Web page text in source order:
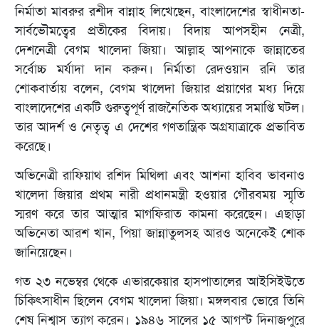
নির্মাতা মাবরুর রশীদ বান্নাহ লিখেছেন, বাংলাদেশের স্বাধীনতা-
সার্বভৌমত্বের প্রতীকের বিদায়। বিদায় আপসহীন নেত্রী,
দেশনেত্রী বেগম খালেদা জিয়া। আল্লাহ আপনাকে জান্নাতের
সর্বোচ্চ মর্যাদা দান করুন। নির্মাতা রেদওয়ান রনি তার
শোকবার্তায় বলেন, বেগম খালেদা জিয়ার প্রয়াণের মধ্য দিয়ে
বাংলাদেশের একটি গুরুত্বপূর্ণ রাজনৈতিক অধ্যায়ের সমাপ্তি ঘটল।
তার আদর্শ ও নেতৃত্ব এ দেশের গণতান্ত্রিক অগ্রযাত্রাকে প্রভাবিত
করেছে।
অভিনেত্রী রাফিয়াথ রশিদ মিথিলা এবং আশনা হাবিব ভাবনাও
খালেদা জিয়ার প্রথম নারী প্রধানমন্ত্রী হওয়ার গৌরবময় স্মৃতি
স্মরণ করে তার আত্মার মাগফিরাত কামনা করেছেন। এছাড়া
অভিনেতা আরশ খান, পিয়া জান্নাতুলসহ আরও অনেকেই শোক
জানিয়েছেন।
গত ২৩ নভেম্বর থেকে এভারকেয়ার হাসপাতালের আইসিইউতে
চিকিৎসাধীন ছিলেন বেগম খালেদা জিয়া। মঙ্গলবার ভোরে তিনি
শেষ নিশ্বাস ত্যাগ করেন। ১৯৪৬ সালের ১৫ আগস্ট দিনাজপুরে